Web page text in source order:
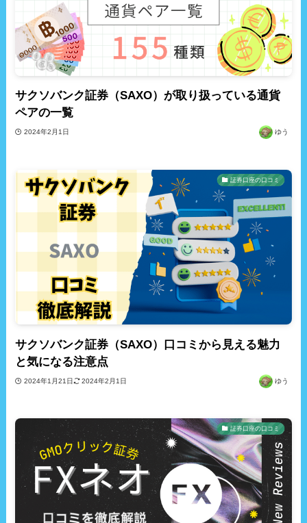
サクソバンク証券（SAXO）が取り扱っている通貨
ペアの一覧
2024年2月1日 ゆう
証券口座の口コミ
サクソバンク証券（SAXO）口コミから見える魅力
と気になる注意点
2024年1月21日 2024年2月1日 ゆう
証券口座の口コミ